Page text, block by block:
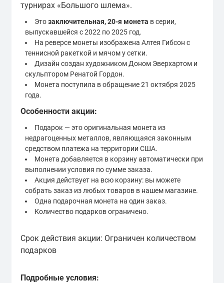
турнирах «Большого шлема».
Этозаключительная, 20-я монета в серии,
выпускавшейся с 2022 по 2025 год.
На реверсе монеты изображена Алтея Гибсон с
теннисной ракеткой и мячом у сетки.
Дизайн создан художником Доном Эверхартом и
скульптором Ренатой Гордон.
Монета поступила в обращение 21 октября 2025
года.
Особенности акции:
Подарок — это оригинальная монета из
недрагоценных металлов, являющаяся законным
средством платежа на территории США.
Монета добавляется в корзину автоматически при
выполнении условия по сумме заказа.
Акция действует на всю корзину: вы можете
собрать заказ из любых товаров в нашем магазине.
Одна подарочная монета на один заказ.
Количество подарков ограничено.
Срок действия акции: Ограничен количеством
подарков
Подробные условия: